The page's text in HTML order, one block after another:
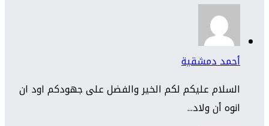
أحمد دمشقية
السلام عليكم لكم الخير والفضل على جهودكم اود ان
انوه أن ولاد...